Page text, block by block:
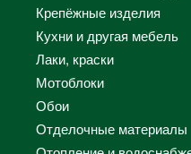
Крепёжные изделия
Кухни и другая мебель
Лаки, краски
Мотоблоки
Обои
Отделочные материалы